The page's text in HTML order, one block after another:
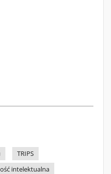
TRIPS
intelektualna